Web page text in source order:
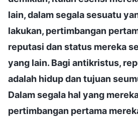
lain, dalam segala sesuatu
lakukan, pertimbangan
reputasi dan status mereka
yang lain. Bagi antikristus,
adalah hidup dan tujuan
Dalam segala hal yang
pertimbangan pertama